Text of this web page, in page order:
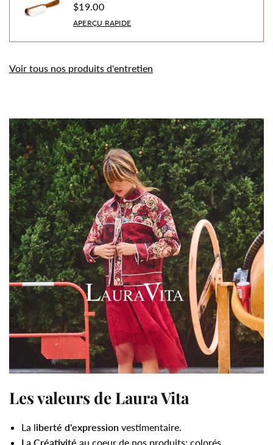
$19.00
APERÇU RAPIDE
Voir tous nos produits d'entretien
Les valeurs de Laura Vita
La liberté d'expression vestimentaire.
La Créativité au coeur de nos produits: colorés,